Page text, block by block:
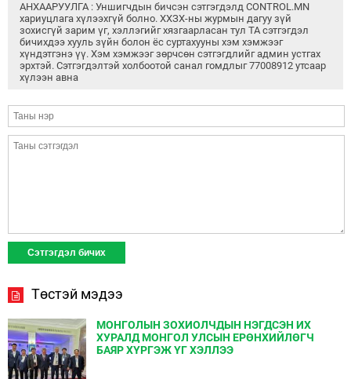
АНХААРУУЛГА : Уншигчдын бичсэн сэтгэгдэлд CONTROL.MN
хариуцлага хүлээхгүй болно. ХХЗХ-ны журмын дагуу зүй
зохисгүй зарим үг, хэллэгийг хязгаарласан тул ТА сэтгэгдэл
бичихдээ хууль зүйн болон ёс суртахууны хэм хэмжээг
хүндэтгэнэ үү. Хэм хэмжээг зөрчсөн сэтгэгдлийг админ устгах
эрхтэй. Сэтгэгдэлтэй холбоотой санал гомдлыг 77008912 утсаар
хүлээн авна
Төстэй мэдээ
МОНГОЛЫН ЗОХИОЛЧДЫН НЭГДСЭН ИХ
ХУРАЛД МОНГОЛ УЛСЫН ЕРӨНХИЙЛӨГЧ
БАЯР ХҮРГЭЖ ҮГ ХЭЛЛЭЭ